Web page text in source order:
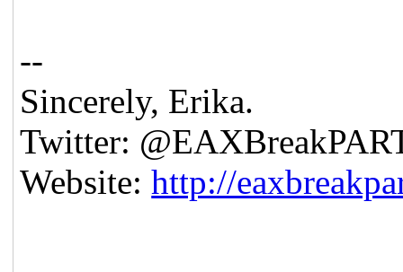
--
Sincerely, Erika.
Twitter:
Website:http://